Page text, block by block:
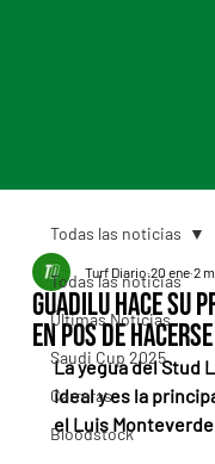
Todas las noticias
Últimas Noticias
Saudi Cup 2025
Carreras
Bloodstock
Todas las noticias
Guadilu hace su
en pos de
Turf Diario 20 ene 2
La yegua del Stud
ideal y es la
el Luis Monteverde